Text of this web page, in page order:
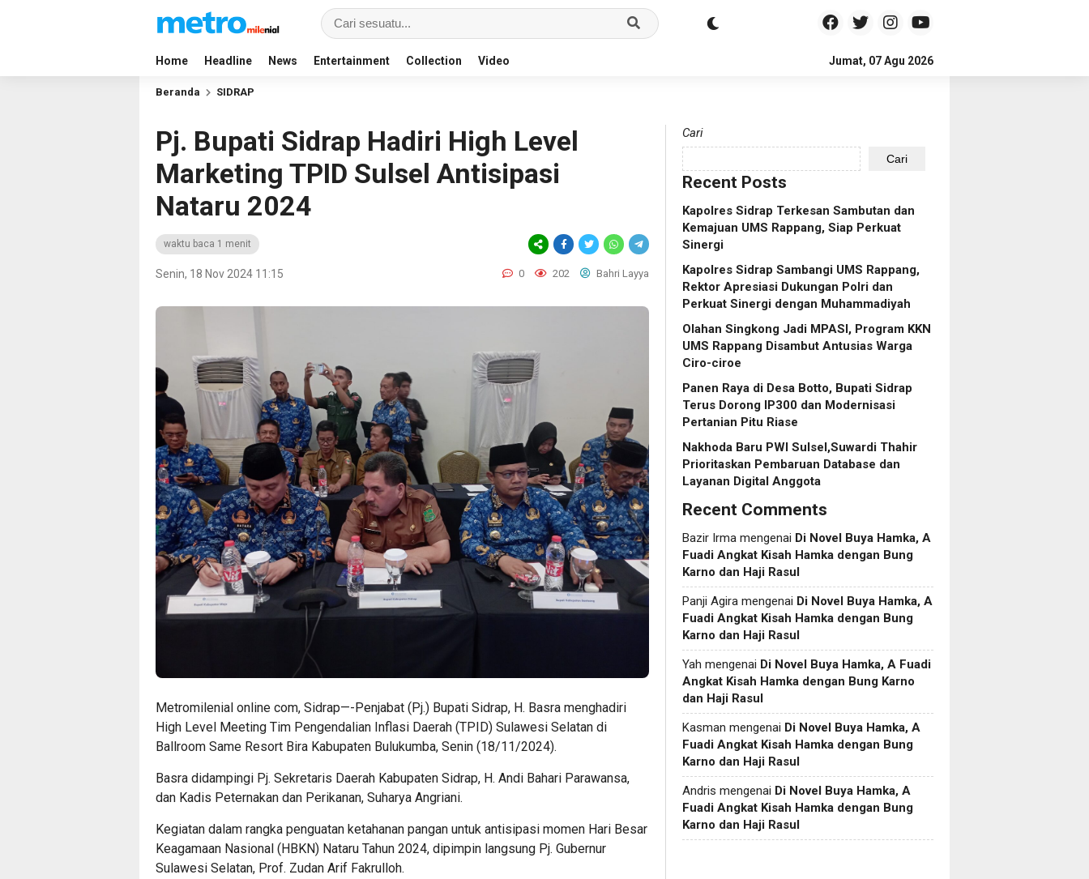
Home Headline News Entertainment Collection Video Jumat, 07 Agu 2026
Beranda SIDRAP
Pj. Bupati Sidrap Hadiri High Level
Marketing TPID Sulsel Antisipasi
Nataru 2024
waktu baca 1 menit
Senin, 18 Nov 2024 11:15 0 202 Bahri Layya
Metromilenial online com, Sidrap—-Penjabat (Pj.) Bupati Sidrap, H. Basra menghadiri
High Level Meeting Tim Pengendalian Inflasi Daerah (TPID) Sulawesi Selatan di
Ballroom Same Resort Bira Kabupaten Bulukumba, Senin (18/11/2024).
Basra didampingi Pj. Sekretaris Daerah Kabupaten Sidrap, H. Andi Bahari Parawansa,
dan Kadis Peternakan dan Perikanan, Suharya Angriani.
Kegiatan dalam rangka penguatan ketahanan pangan untuk antisipasi momen Hari Besar
Keagamaan Nasional (HBKN) Nataru Tahun 2024, dipimpin langsung Pj. Gubernur
Sulawesi Selatan, Prof. Zudan Arif Fakrulloh.
Cari
Cari
Recent Posts
Kapolres Sidrap Terkesan Sambutan dan
Kemajuan UMS Rappang, Siap Perkuat
Sinergi
Kapolres Sidrap Sambangi UMS Rappang,
Rektor Apresiasi Dukungan Polri dan
Perkuat Sinergi dengan Muhammadiyah
Olahan Singkong Jadi MPASI, Program KKN
UMS Rappang Disambut Antusias Warga
Ciro-ciroe
Panen Raya di Desa Botto, Bupati Sidrap
Terus Dorong IP300 dan Modernisasi
Pertanian Pitu Riase
Nakhoda Baru PWI Sulsel,Suwardi Thahir
Prioritaskan Pembaruan Database dan
Layanan Digital Anggota
Recent Comments
Bazir Irma mengenai Di Novel Buya Hamka, A
Fuadi Angkat Kisah Hamka dengan Bung
Karno dan Haji Rasul
Panji Agira mengenai Di Novel Buya Hamka, A
Fuadi Angkat Kisah Hamka dengan Bung
Karno dan Haji Rasul
Yah mengenai Di Novel Buya Hamka, A Fuadi
Angkat Kisah Hamka dengan Bung Karno
dan Haji Rasul
Kasman mengenai Di Novel Buya Hamka, A
Fuadi Angkat Kisah Hamka dengan Bung
Karno dan Haji Rasul
Andris mengenai Di Novel Buya Hamka, A
Fuadi Angkat Kisah Hamka dengan Bung
Karno dan Haji Rasul